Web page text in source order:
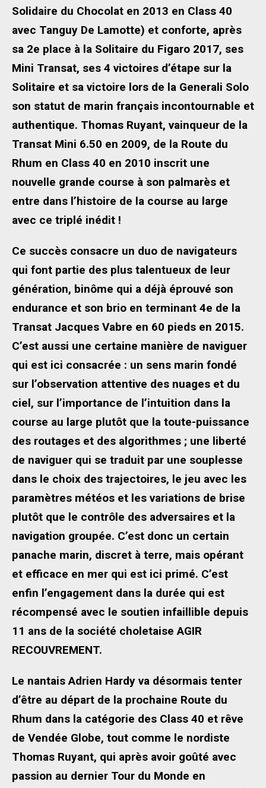
Solidaire du Chocolat en 2013 en Class 40
avec Tanguy De Lamotte) et conforte, après
sa 2e place à la Solitaire du Figaro 2017, ses
Mini Transat, ses 4 victoires d’étape sur la
Solitaire et sa victoire lors de la Generali Solo
son statut de marin français incontournable et
authentique. Thomas Ruyant, vainqueur de la
Transat Mini 6.50 en 2009, de la Route du
Rhum en Class 40 en 2010 inscrit une
nouvelle grande course à son palmarès et
entre dans l’histoire de la course au large
avec ce triplé inédit !
Ce succès consacre un duo de navigateurs
qui font partie des plus talentueux de leur
génération, binôme qui a déjà éprouvé son
endurance et son brio en terminant 4e de la
Transat Jacques Vabre en 60 pieds en 2015.
C’est aussi une certaine manière de naviguer
qui est ici consacrée : un sens marin fondé
sur l’observation attentive des nuages et du
ciel, sur l’importance de l’intuition dans la
course au large plutôt que la toute-puissance
des routages et des algorithmes ; une liberté
de naviguer qui se traduit par une souplesse
dans le choix des trajectoires, le jeu avec les
paramètres météos et les variations de brise
plutôt que le contrôle des adversaires et la
navigation groupée. C’est donc un certain
panache marin, discret à terre, mais opérant
et efficace en mer qui est ici primé. C’est
enfin l’engagement dans la durée qui est
récompensé avec le soutien infaillible depuis
11 ans de la société choletaise AGIR
RECOUVREMENT.
Le nantais Adrien Hardy va désormais tenter
d’être au départ de la prochaine Route du
Rhum dans la catégorie des Class 40 et rêve
de Vendée Globe, tout comme le nordiste
Thomas Ruyant, qui après avoir goûté avec
passion au dernier Tour du Monde en